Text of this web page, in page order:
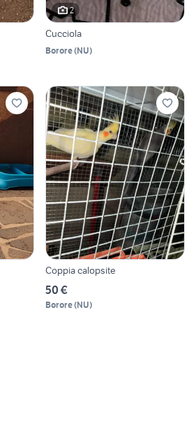
2
Cucciola
Borore(NU)
Coppia calopsite
50 €
Borore(NU)